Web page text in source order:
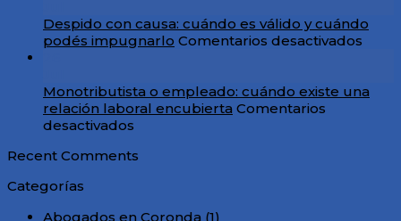
considerarte
despedido?
trabajo
en
¿cuándo
se
cómo
Despido con causa: cuándo es válido y cuándo
podés impugnarlo Comentarios desactivados
Monotributista o empleado: cuándo existe una
relación laboral encubierta Comentarios
desactivados
o
existe
Recent Comments
Categorías
Abogados en Coronda (1)